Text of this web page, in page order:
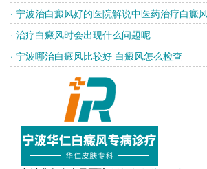
· 宁波治白癜风好的医院解说中医药治疗白癜
· 治疗白癜风时会出现什么问题呢
· 宁波哪治白癜风比较好 白癜风怎么检查